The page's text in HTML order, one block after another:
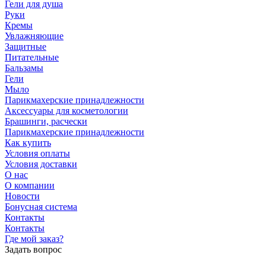
Гели для душа
Руки
Кремы
Увлажняющие
Защитные
Питательные
Бальзамы
Гели
Мыло
Парикмахерские принадлежности
Аксессуары для косметологии
Брашинги, расчески
Парикмахерские принадлежности
Как купить
Условия оплаты
Условия доставки
О нас
О компании
Новости
Бонусная система
Контакты
Контакты
Где мой заказ?
Задать вопрос